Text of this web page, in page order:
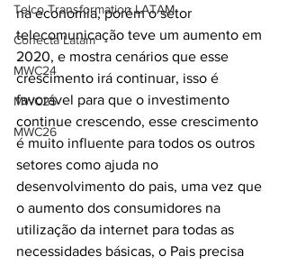
Telco Transformation LATAM
Conecta Latam
MWC24
MWC25
MWC26
na economia, porém o setor
telecomunicação teve um aumento em
2020, e mostra cenários que esse
crescimento irá continuar, isso é
favorável para que o investimento
continue crescendo, esse crescimento
é muito influente para todos os outros
setores como ajuda no
desenvolvimento do pais, uma vez que
o aumento dos consumidores na
utilização da internet para todas as
necessidades básicas, o Pais precisa